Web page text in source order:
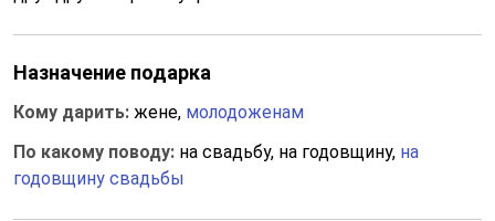
Назначение подарка
Кому дарить: жене, молодоженам
По какому поводу: на свадьбу, на годовщину, на
годовщину свадьбы